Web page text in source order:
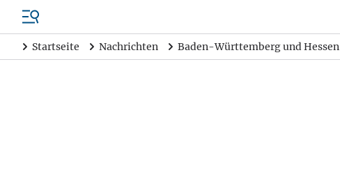
Startseite Nachrichten Baden-Württemberg und Hessen